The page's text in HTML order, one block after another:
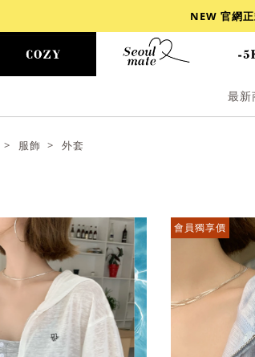
NEW 官網
最新
洋裝
服飾 外套
會員獨享價